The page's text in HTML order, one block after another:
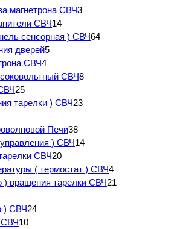
магнетрона СВЧ3
СВЧ14
сенсорная ) СВЧ64
дверей5
СВЧ4
СВЧ8
25
тарелки ) СВЧ23
Печи38
) СВЧ14
СВЧ20
( термостат ) СВЧ4
) вращения тарелки СВЧ21
) СВЧ24
СВЧ10